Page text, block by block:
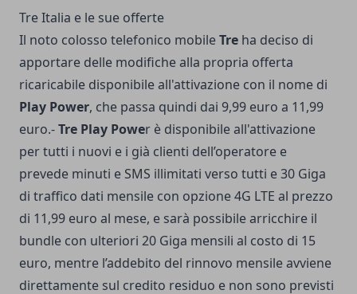
Tre Italia e le sue offerte
Il noto colosso telefonico mobileTre ha deciso di
apportare delle modifiche alla propria offerta
ricaricabile disponibile all'attivazione con il nome di
Play Power, che passa quindi dai 9,99 euro a 11,99
euro.-Tre Play Power è disponibile all'attivazione
per tutti i nuovi e i già clienti dell’operatore e
prevede minuti e SMS illimitati verso tutti e 30 Giga
di traffico dati mensile con opzione 4G LTE al prezzo
di 11,99 euro al mese, e sarà possibile arricchire il
bundle con ulteriori 20 Giga mensili al costo di 15
euro, mentre l’addebito del rinnovo mensile avviene
direttamente sul credito residuo e non sono previsti